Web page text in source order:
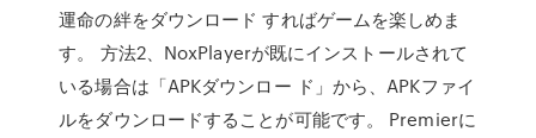
運命の絆をダウンロード すればゲームを楽しめま
す。 方法2、NoxPlayerが既にインストールされて
いる場合は「APKダウンロー ド」から、APKファイ
ルをダウンロードすることが可能です。 Premierに